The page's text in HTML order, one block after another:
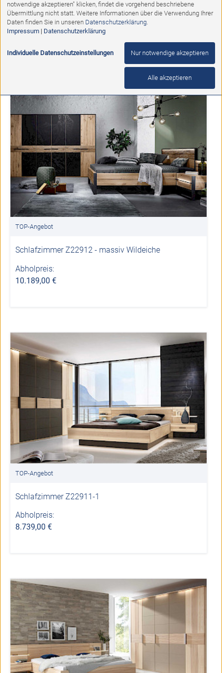
Schlafzimmer COMFORT VARIO
Abholpreis:
TOP-Angebot
Schlafzimmer Z22912 - massiv Wildeiche
Abholpreis:
10.189,00 €
TOP-Angebot
Schlafzimmer Z22911-1
Abholpreis:
8.739,00 €
notwendige akzeptieren" klicken, findet die vorgehend beschriebene
Übermittlung nicht statt. Weitere Informationen über die Verwendung Ihrer
Daten finden Sie in unseren Datenschutzerklärung.
Impressum| Datenschutzerklärung
Individuelle Datenschutzeinstellungen Nur notwendige akzeptieren
Alle akzeptieren